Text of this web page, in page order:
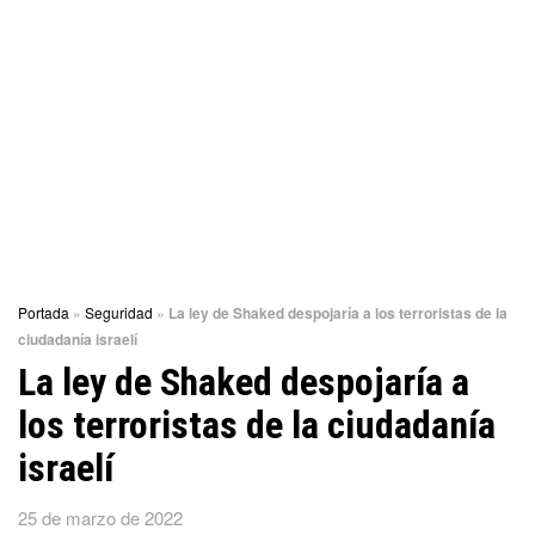
Portada » Seguridad » La ley de Shaked despojaría a los terroristas de la
ciudadanía israelí
La ley de Shaked despojaría a
los terroristas de la ciudadanía
israelí
25 de marzo de 2022